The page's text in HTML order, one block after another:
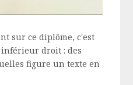
sur ce diplôme, c'est
inférieur droit : des
figure un texte en